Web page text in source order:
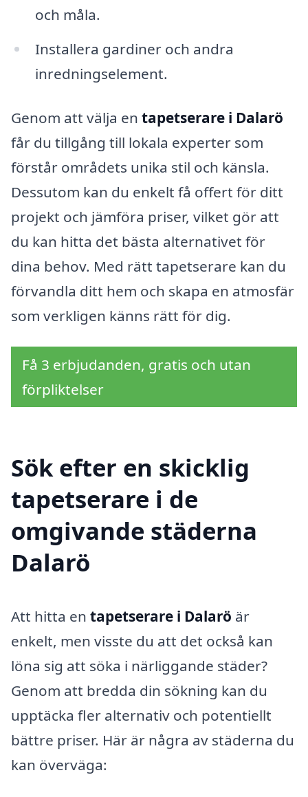
och måla.
Installera gardiner och andra
inredningselement.
Genom att välja en tapetserare i Dalarö
får du tillgång till lokala experter som
förstår områdets unika stil och känsla.
Dessutom kan du enkelt få offert för ditt
projekt och jämföra priser, vilket gör att
du kan hitta det bästa alternativet för
dina behov. Med rätt tapetserare kan du
förvandla ditt hem och skapa en atmosfär
som verkligen känns rätt för dig.
Få 3 erbjudanden, gratis och utan
förpliktelser
Sök efter en skicklig
tapetserare i de
omgivande städerna
Dalarö
Att hitta en tapetserare i Dalarö är
enkelt, men visste du att det också kan
löna sig att söka i närliggande städer?
Genom att bredda din sökning kan du
upptäcka fler alternativ och potentiellt
bättre priser. Här är några av städerna du
kan överväga: